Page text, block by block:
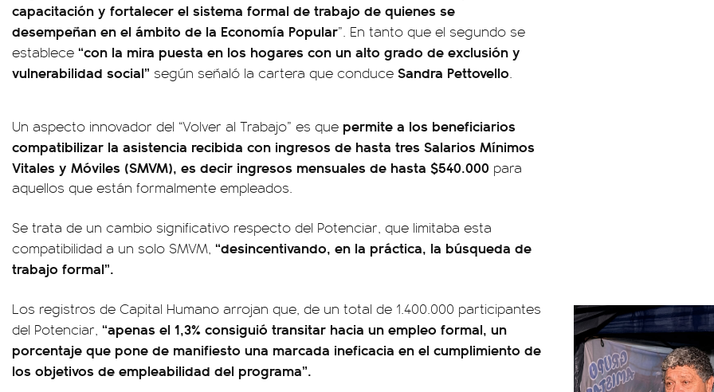
capacitación y fortalecer el sistema formal de trabajo de quienes se
desempeñan en el ámbito de la Economía Popular”. En tanto que el segundo se
establece “con la mira puesta en los hogares con un alto grado de exclusión y
vulnerabilidad social” según señaló la cartera que conduce Sandra Pettovello.
Un aspecto innovador del “Volver al Trabajo” es que permite a los beneficiarios
compatibilizar la asistencia recibida con ingresos de hasta tres Salarios Mínimos
Vitales y Móviles (SMVM), es decir ingresos mensuales de hasta $540.000 para
aquellos que están formalmente empleados.
Se trata de un cambio significativo respecto del Potenciar, que limitaba esta
compatibilidad a un solo SMVM, “desincentivando, en la práctica, la búsqueda de
trabajo formal”.
Los registros de Capital Humano arrojan que, de un total de 1.400.000 participantes
del Potenciar, “apenas el 1,3% consiguió transitar hacia un empleo formal, un
porcentaje que pone de manifiesto una marcada ineficacia en el cumplimiento de
los objetivos de empleabilidad del programa”.